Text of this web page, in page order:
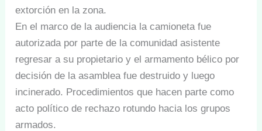
extorción en la zona.
En el marco de la audiencia la camioneta fue
autorizada por parte de la comunidad asistente
regresar a su propietario y el armamento bélico por
decisión de la asamblea fue destruido y luego
incinerado. Procedimientos que hacen parte como
acto político de rechazo rotundo hacia los grupos
armados.